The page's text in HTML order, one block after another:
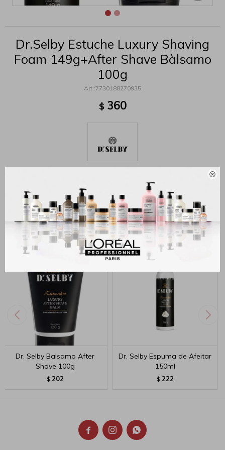

Dr.Selby Estuche Luxury Shaving
Foam 149g+After Shave Bàlsamo
100g
7730188270935
$ 360
MÉTODOS Y COSTOS DE ENVÍO
Productos que te pueden interesar
Dr. Selby Balsamo After
Shave 100g
$ 202
Dr. Selby Espuma de Afeitar
150ml
$ 222
  